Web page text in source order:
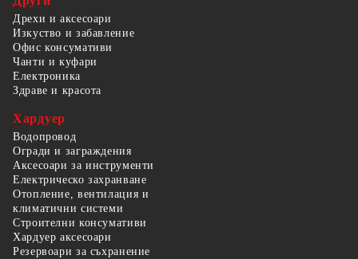
Дрехи и аксесоари
Изкуство и забавление
Офис консумативи
Чанти и куфари
Електроника
Здраве и красота
Хардуер
Водопровод
Огради и заграждения
Аксесоари за инструменти
Електрическо захранване
Отопление, вентилация и
климатични системи
Строителни консумативи
Хардуер аксесоари
Резервоари за съхранение